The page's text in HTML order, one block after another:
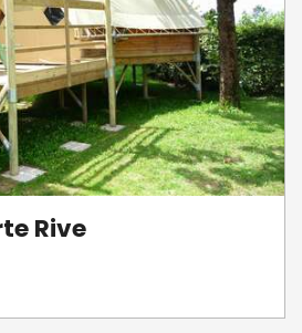
Rive